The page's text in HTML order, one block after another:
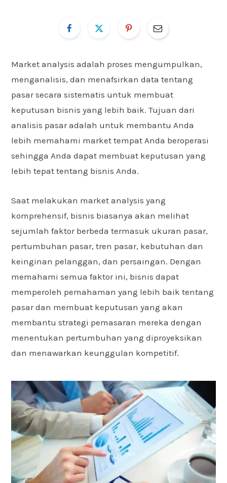
Market analysis adalah proses mengumpulkan,
menganalisis, dan menafsirkan data tentang
pasar secara sistematis untuk membuat
keputusan bisnis yang lebih baik. Tujuan dari
analisis pasar adalah untuk membantu Anda
lebih memahami market tempat Anda beroperasi
sehingga Anda dapat membuat keputusan yang
lebih tepat tentang bisnis Anda.
Saat melakukan market analysis yang
komprehensif, bisnis biasanya akan melihat
sejumlah faktor berbeda termasuk ukuran pasar,
pertumbuhan pasar, tren pasar, kebutuhan dan
keinginan pelanggan, dan persaingan. Dengan
memahami semua faktor ini, bisnis dapat
memperoleh pemahaman yang lebih baik tentang
pasar dan membuat keputusan yang akan
membantu strategi pemasaran mereka dengan
menentukan pertumbuhan yang diproyeksikan
dan menawarkan keunggulan kompetitif.